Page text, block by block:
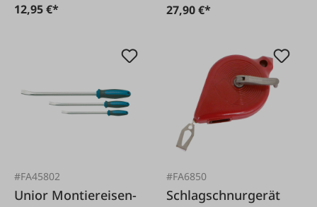
12,95 €* 27,90 €*
#FA45802
Unior Montiereisen-
#FA6850
Schlagschnurgerät